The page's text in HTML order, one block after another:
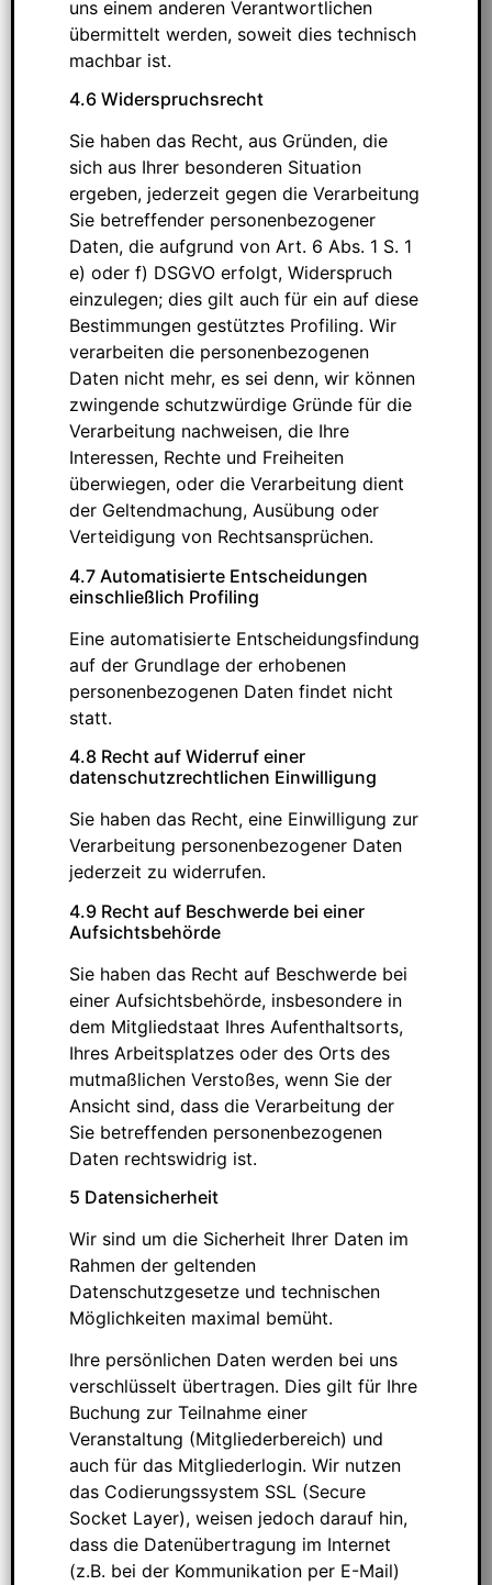
uns einem anderen Verantwortlichen
übermittelt werden, soweit dies technisch
machbar ist.
4.6 Widerspruchsrecht
Sie haben das Recht, aus Gründen, die
sich aus Ihrer besonderen Situation
ergeben, jederzeit gegen die Verarbeitung
Sie betreffender personenbezogener
Daten, die aufgrund von Art. 6 Abs. 1 S. 1
e) oder f) DSGVO erfolgt, Widerspruch
einzulegen; dies gilt auch für ein auf diese
Bestimmungen gestütztes Profiling. Wir
verarbeiten die personenbezogenen
Daten nicht mehr, es sei denn, wir können
zwingende schutzwürdige Gründe für die
Verarbeitung nachweisen, die Ihre
Interessen, Rechte und Freiheiten
überwiegen, oder die Verarbeitung dient
der Geltendmachung, Ausübung oder
Verteidigung von Rechtsansprüchen.
4.7 Automatisierte Entscheidungen
einschließlich Profiling
Eine automatisierte Entscheidungsfindung
auf der Grundlage der erhobenen
personenbezogenen Daten findet nicht
statt.
4.8 Recht auf Widerruf einer
datenschutzrechtlichen Einwilligung
Sie haben das Recht, eine Einwilligung zur
Verarbeitung personenbezogener Daten
jederzeit zu widerrufen.
4.9 Recht auf Beschwerde bei einer
Aufsichtsbehörde
Sie haben das Recht auf Beschwerde bei
einer Aufsichtsbehörde, insbesondere in
dem Mitgliedstaat Ihres Aufenthaltsorts,
Ihres Arbeitsplatzes oder des Orts des
mutmaßlichen Verstoßes, wenn Sie der
Ansicht sind, dass die Verarbeitung der
Sie betreffenden personenbezogenen
Daten rechtswidrig ist.
5 Datensicherheit
Wir sind um die Sicherheit Ihrer Daten im
Rahmen der geltenden
Datenschutzgesetze und technischen
Möglichkeiten maximal bemüht.
Ihre persönlichen Daten werden bei uns
verschlüsselt übertragen. Dies gilt für Ihre
Buchung zur Teilnahme einer
Veranstaltung (Mitgliederbereich) und
auch für das Mitgliederlogin. Wir nutzen
das Codierungssystem SSL (Secure
Socket Layer), weisen jedoch darauf hin,
dass die Datenübertragung im Internet
(z.B. bei der Kommunikation per E-Mail)